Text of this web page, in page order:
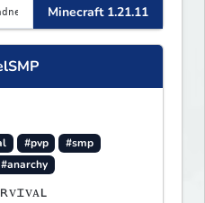
cities with
or cheats.
Minecraft 1.21.11
#pvp
#smp
#anarchy